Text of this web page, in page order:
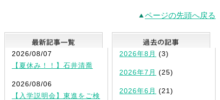
ページの先頭へ戻る
最新記事一覧
2026/08/07
【夏休み！！】石井清喬
2026/08/06
【入学説明会】東進をご検
2026年8月 (3)
2026年7月 (25)
2026年6月 (21)